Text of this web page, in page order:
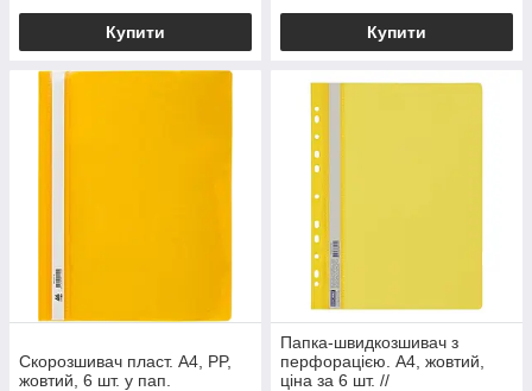
Купити Купити
Скорозшивач пласт. А4, PP,
жовтий, 6 шт. у пап.
Папка-швидкозшивач з
перфорацією. А4, жовтий,
ціна за 6 шт. //